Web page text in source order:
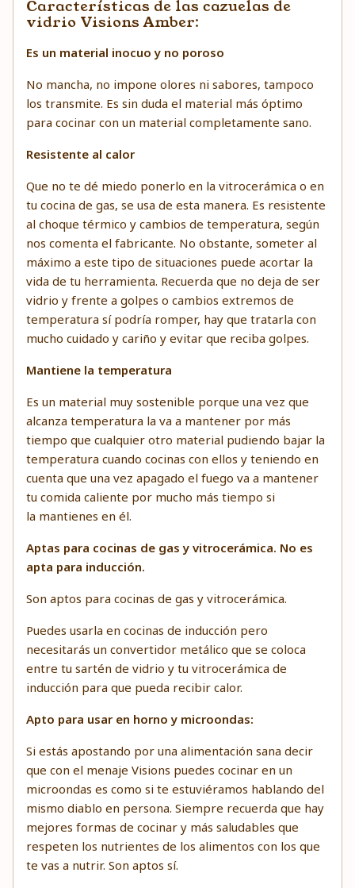
Características de las cazuelas de
vidrio Visions Amber:
Es un material inocuo y no poroso
No mancha, no impone olores ni sabores, tampoco
los transmite. Es sin duda el material más óptimo
para cocinar con un material completamente sano.
Resistente al calor
Que no te dé miedo ponerlo en la vitrocerámica o en
tu cocina de gas, se usa de esta manera. Es resistente
al choque térmico y cambios de temperatura, según
nos comenta el fabricante. No obstante, someter al
máximo a este tipo de situaciones puede acortar la
vida de tu herramienta. Recuerda que no deja de ser
vidrio y frente a golpes o cambios extremos de
temperatura sí podría romper, hay que tratarla con
mucho cuidado y cariño y evitar que reciba golpes.
Mantiene la temperatura
Es un material muy sostenible porque una vez que
alcanza temperatura la va a mantener por más
tiempo que cualquier otro material pudiendo bajar la
temperatura cuando cocinas con ellos y teniendo en
cuenta que una vez apagado el fuego va a mantener
tu comida caliente por mucho más tiempo si
la mantienes en él.
Aptas para cocinas de gas y vitrocerámica. No es
apta para inducción.
Son aptos para cocinas de gas y vitrocerámica.
Puedes usarla en cocinas de inducción pero
necesitarás un convertidor metálico que se coloca
entre tu sartén de vidrio y tu vitrocerámica de
inducción para que pueda recibir calor.
Apto para usar en horno y microondas:
Si estás apostando por una alimentación sana decir
que con el menaje Visions puedes cocinar en un
microondas es como si te estuviéramos hablando del
mismo diablo en persona. Siempre recuerda que hay
mejores formas de cocinar y más saludables que
respeten los nutrientes de los alimentos con los que
te vas a nutrir. Son aptos sí.